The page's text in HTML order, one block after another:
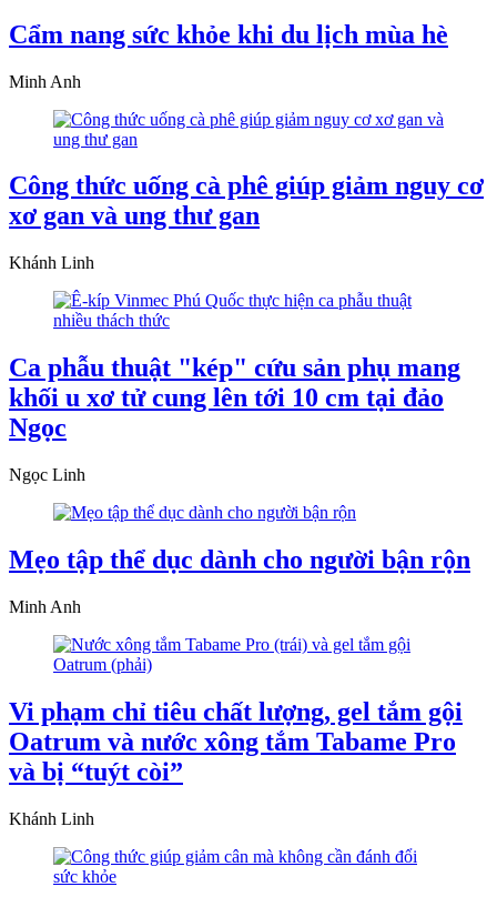
Cẩm nang sức khỏe khi du lịch mùa hè
Minh Anh
Công thức uống cà phê giúp giảm nguy cơ
xơ gan và ung thư gan
Khánh Linh
Ca phẫu thuật "kép" cứu sản phụ mang
khối u xơ tử cung lên tới 10 cm tại đảo
Ngọc
Ngọc Linh
Mẹo tập thể dục dành cho người bận rộn
Minh Anh
Vi phạm chỉ tiêu chất lượng, gel tắm gội
Oatrum và nước xông tắm Tabame Pro
và bị “tuýt còi”
Khánh Linh